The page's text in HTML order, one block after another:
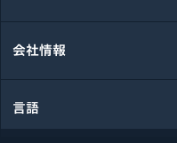
会社情報
言語